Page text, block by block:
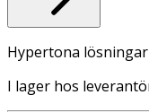
Hypertona lösningar
I lager hos